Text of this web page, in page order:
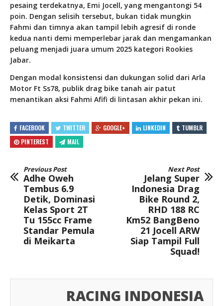
pesaing terdekatnya, Emi Jocell, yang mengantongi 54
poin. Dengan selisih tersebut, bukan tidak mungkin
Fahmi dan timnya akan tampil lebih agresif di ronde
kedua nanti demi memperlebar jarak dan mengamankan
peluang menjadi juara umum 2025 kategori Rookies
Jabar.
Dengan modal konsistensi dan dukungan solid dari Arla
Motor Ft Ss78, publik drag bike tanah air patut
menantikan aksi Fahmi Afifi di lintasan akhir pekan ini.
FACEBOOK TWITTER GOOGLE+ LINKEDIN
TUMBLR
PINTEREST
MAIL
Previous Post
Adhe Oweh
Tembus 6.9
Detik, Dominasi
Kelas Sport 2T
Tu 155cc Frame
Standar Pemula
di Meikarta
Next Post
Jelang Super
Indonesia Drag
Bike Round 2,
RHD 188 RC
Km52 BangBeno
21 Jocell ARW
Siap Tampil Full
Squad!
RACING INDONESIA